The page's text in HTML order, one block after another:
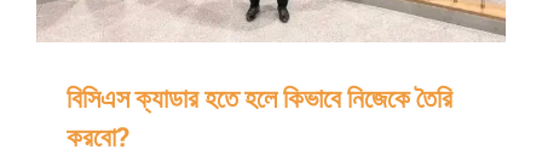
পারো
বিসিএস ক্যাডার হতে হলে কিভাবে নিজেকে তৈরি
করবো?